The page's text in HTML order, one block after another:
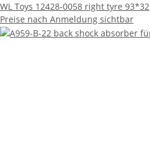
WL Toys 12428-0058 right tyre 93*32
Preise nach Anmeldung sichtbar